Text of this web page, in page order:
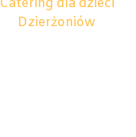
Catering dla dzieci
Dzierżoniów